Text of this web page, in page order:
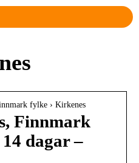
fylke › Kirkenes
Finnmark
dagar –